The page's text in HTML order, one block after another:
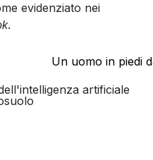
evidenziato nei
.
artificiale